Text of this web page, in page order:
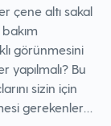
çene altı sakal
görünmesini
yapılmalı? Bu
sizin için
gerekenler…